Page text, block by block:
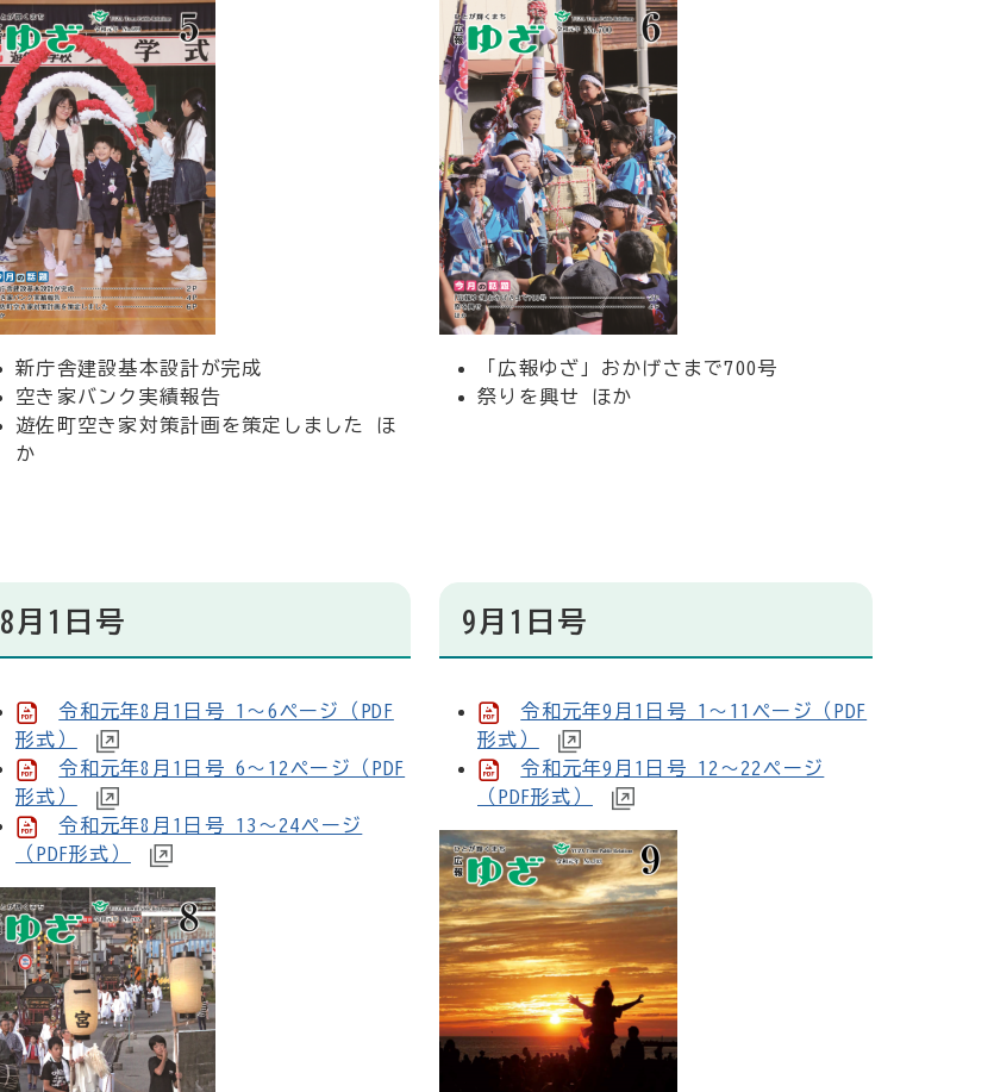
新庁舎建設基本設計が完成
空き家バンク実績報告
遊佐町空き家対策計画を策定しました ほ
か
「広報ゆざ」おかげさまで700号
祭りを興せ ほか
8月1日号
令和元年8月1日号 1～6ページ（PDF
形式）
令和元年8月1日号 6～12ページ（PDF
形式）
令和元年8月1日号 13～24ページ
（PDF形式）
9月1日号
令和元年9月1日号 1～11ページ（PDF
形式）
令和元年9月1日号 12～22ページ
（PDF形式）